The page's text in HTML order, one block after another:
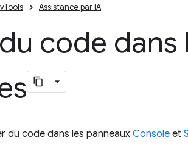
Assistance par IA
code dans
du code dans les panneaux Console et